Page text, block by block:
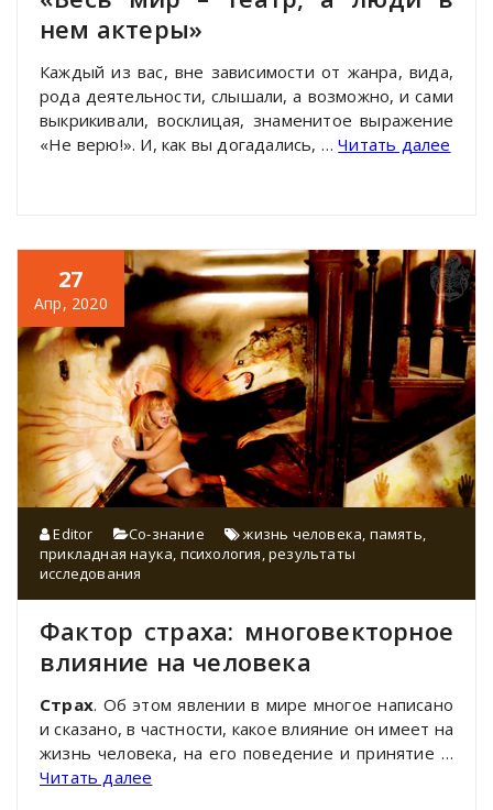
нем актеры»
Каждый из вас, вне зависимости от жанра, вида,
рода деятельности, слышали, а возможно, и сами
выкрикивали, восклицая, знаменитое выражение
«Не верю!». И, как вы догадались, …Читать далее
27
Апр, 2020
Editor Со-знание жизнь человека память
прикладная наука психология ,результаты
исследования
Фактор страха: многовекторное
влияние на человека
Страх. Об этом явлении в мире многое написано
и сказано, в частности, какое влияние он имеет на
жизнь человека, на его поведение и принятие …
Читать далее